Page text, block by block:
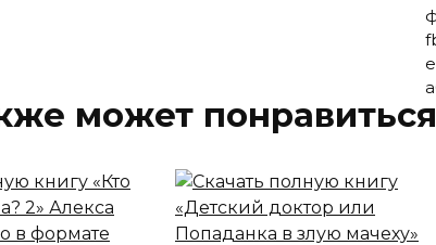
может понравиться